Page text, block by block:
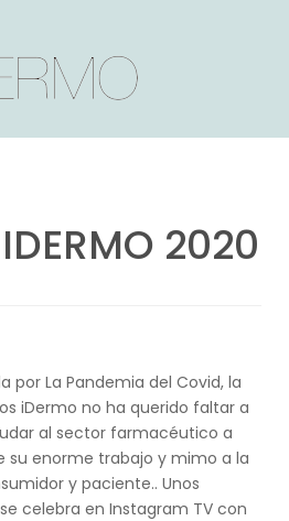
2020
por La Pandemia del Covid, la
iDermo no ha querido faltar a
al sector farmacéutico a
su enorme trabajo y mimo a la
y paciente.. Unos
celebra en Instagram TV con